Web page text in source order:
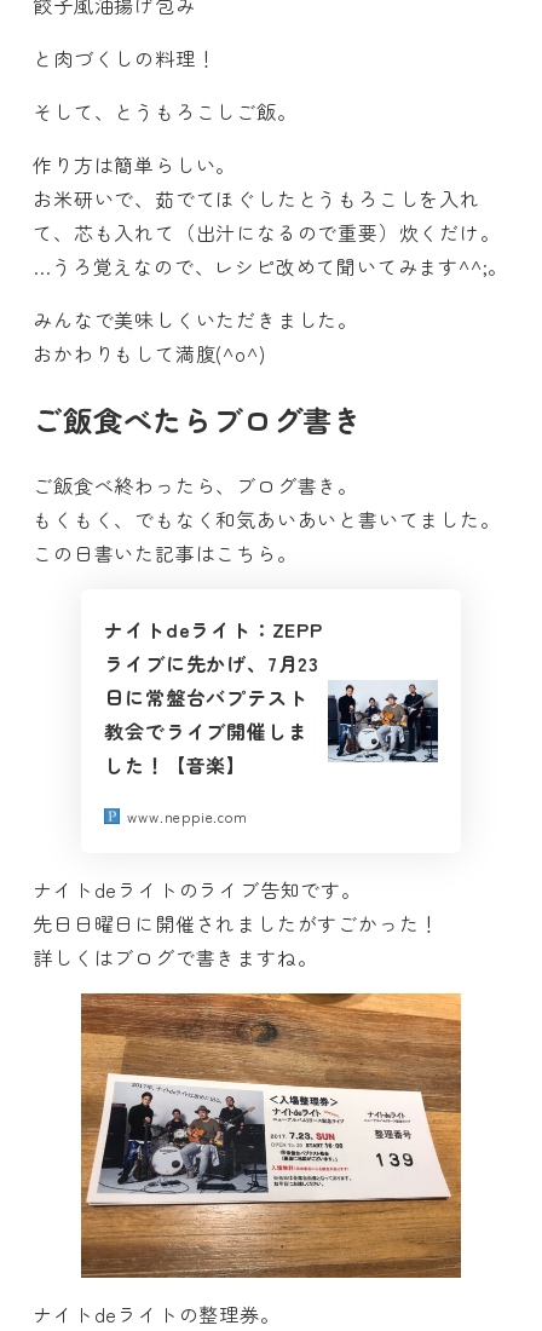
と肉づくしの料理！
そして、とうもろこしご飯。
作り方は簡単らしい。
お米研いで、茹でてほぐしたとうもろこしを入れ
て、芯も入れて（出汁になるので重要）炊くだけ。
…うろ覚えなので、レシピ改めて聞いてみます^^;。
みんなで美味しくいただきました。
おかわりもして満腹(^o^)
ご飯食べたらブログ書き
ご飯食べ終わったら、ブログ書き。
もくもく、でもなく和気あいあいと書いてました。
この日書いた記事はこちら。
ナイトdeライト：ZEPP
ライブに先かげ、7月23
日に常盤台バプテスト
教会でライブ開催しま
した！【音楽】
www.neppie.com
ナイトdeライトのライブ告知です。
先日日曜日に開催されましたがすごかった！
詳しくはブログで書きますね。
ナイトdeライトの整理券。